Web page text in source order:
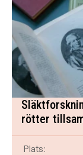
rötter
Plats: